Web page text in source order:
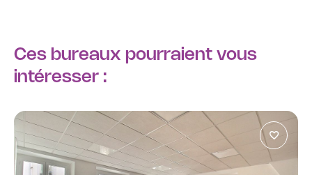
Ces bureaux pourraient vous
intéresser :